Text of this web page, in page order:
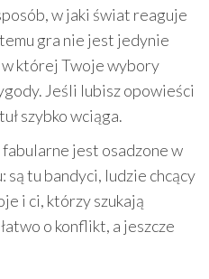
w jaki świat reaguje
gra nie jest jedynie
której Twoje wybory
Jeśli lubisz opowieści
szybko wciąga.
jest osadzone w
tu bandyci, ludzie chcący
i ci, którzy szukają
o konflikt, a jeszcze